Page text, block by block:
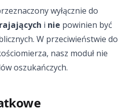
wyłącznie do
i nie powinien być
W przeciwieństwie do
nasz moduł nie
oszukańczych.